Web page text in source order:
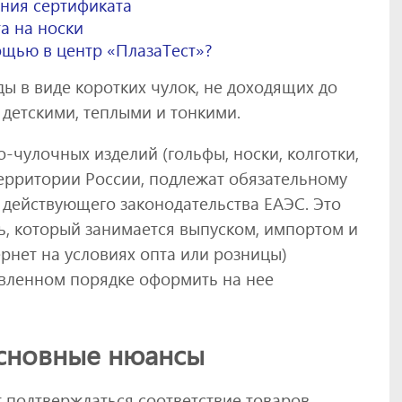
сертификата
на носки
в центр «ПлазаТест»?
в виде коротких чулок, не доходящих до
теплыми и тонкими.
изделий (гольфы, носки, колготки,
России, подлежат обязательному
законодательства ЕАЭС. Это
который занимается выпуском, импортом и
на условиях опта или розницы)
порядке оформить на нее
нюансы